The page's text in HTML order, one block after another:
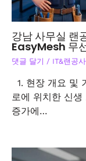
강남 사무실 랜
EasyMesh 무
댓글 달기 / IT&랜공
1. 현장 개요 및
로에 위치한 신생
증가에…